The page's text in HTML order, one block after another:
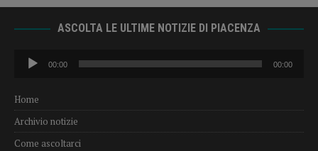
ASCOLTA LE ULTIME NOTIZIE DI PIACENZA
Audio
Player
00:00 00:00
Home
Archivio notizie
Come ascoltarci